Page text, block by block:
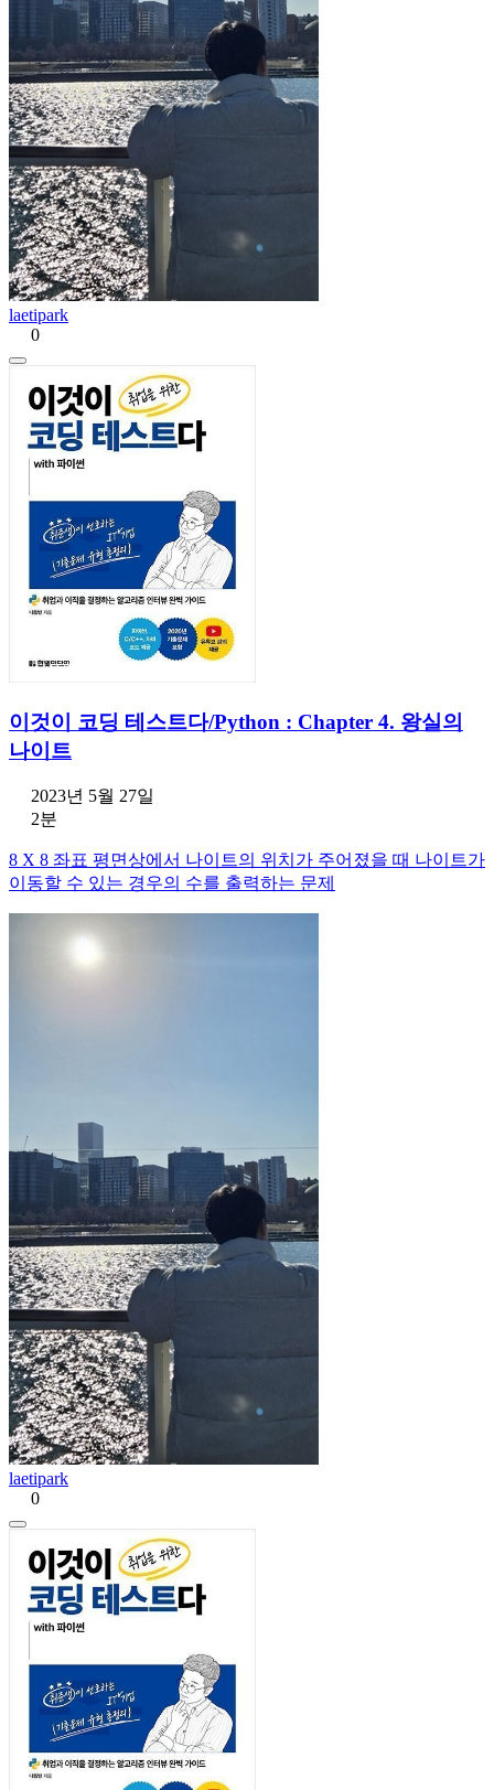
laetipark
0
이것이 코딩 테스트다/Python : Chapter 4. 왕실의
나이트
2023년 5월 27일
2분
8 X 8 좌표 평면상에서 나이트의 위치가 주어졌을 때 나이트가
이동할 수 있는 경우의 수를 출력하는 문제
laetipark
0